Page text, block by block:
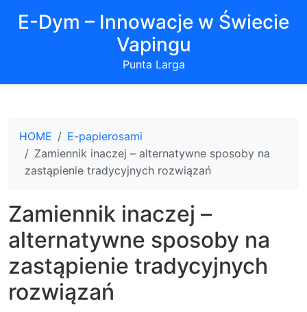
E-Dym – Innowacje w Świecie
Vapingu
Punta Larga
HOME
E-papierosami
Zamiennik inaczej – alternatywne sposoby na
zastąpienie tradycyjnych rozwiązań
Zamiennik inaczej –
alternatywne sposoby na
zastąpienie tradycyjnych
rozwiązań